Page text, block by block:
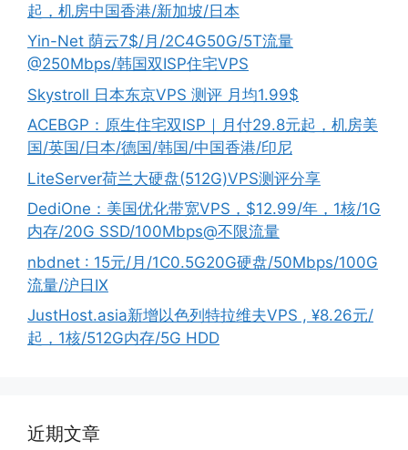
起，机房中国香港/新加坡/日本
Yin-Net 荫云7$/月/2C4G50G/5T流量
@250Mbps/韩国双ISP住宅VPS
Skystroll 日本东京VPS 测评 月均1.99$
ACEBGP：原生住宅双ISP｜月付29.8元起，机房美
国/英国/日本/德国/韩国/中国香港/印尼
LiteServer荷兰大硬盘(512G)VPS测评分享
DediOne：美国优化带宽VPS，$12.99/年，1核/1G
内存/20G SSD/100Mbps@不限流量
nbdnet : 15元/月/1C0.5G20G硬盘/50Mbps/100G
流量/沪日IX
JustHost.asia新增以色列特拉维夫VPS , ¥8.26元/
起，1核/512G内存/5G HDD
近期文章